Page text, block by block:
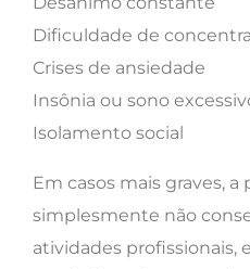
Dificuldade de
Crises de ansiedade
Insônia ou sono
Isolamento social
Em casos mais graves, a
simplesmente não
atividades profissionais,